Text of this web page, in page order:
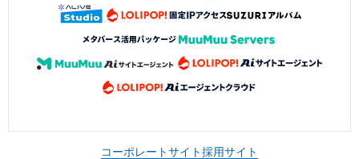
コーポレートサイト採用サイト